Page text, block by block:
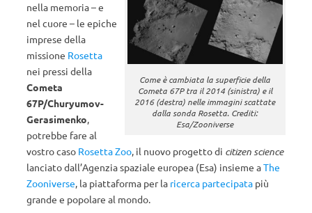
Come è cambiata la superficie della
Cometa 67P tra il 2014 (sinistra) e il
2016 (destra) nelle immagini scattate
dalla sonda Rosetta. Crediti:
Esa/Zooniverse
nella memoria – e
nel cuore – le epiche
imprese della
missione Rosetta
nei pressi della
Cometa
67P/Churyumov-
Gerasimenko,
potrebbe fare al
vostro caso Rosetta Zoo, il nuovo progetto di citizen science
lanciato dall’Agenzia spaziale europea (Esa) insieme aThe
Zooniverse, la piattaforma per la ricerca partecipata più
grande e popolare al mondo.